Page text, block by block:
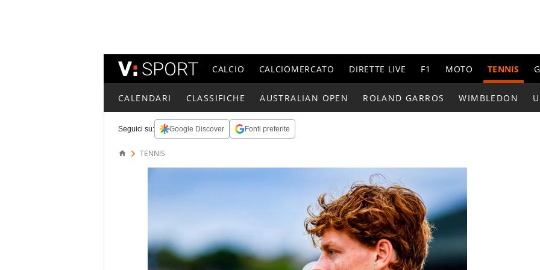
CALCIO CALCIOMERCATO DIRETTE LIVE F1 MOTO TENNIS
CALENDARI CLASSIFICHE AUSTRALIAN OPEN ROLAND GARROS WIMBLEDON
Seguici su: Google Discover Fonti preferite
TENNIS